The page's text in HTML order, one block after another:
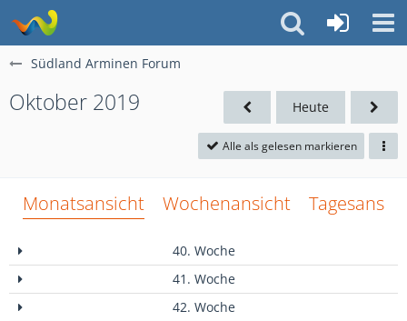
Südland Arminen Forum
Oktober 2019 Heute
Alle als gelesen markieren
Monatsansicht Wochenansicht
40. Woche
41. Woche
42. Woche